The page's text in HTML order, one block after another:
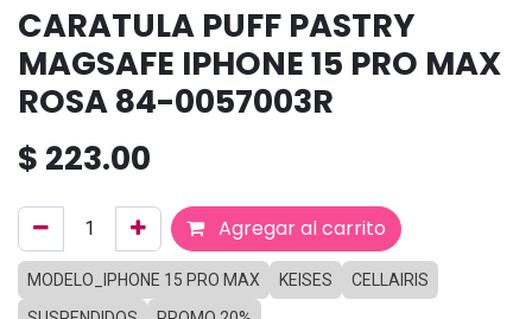
CARATULA PUFF PASTRY
MAGSAFE IPHONE 15 PRO MAX
ROSA 84-0057003R
$ 223.00
Agregar al carrito
MODELO_IPHONE 15 PRO MAX KEISES
CELLAIRIS